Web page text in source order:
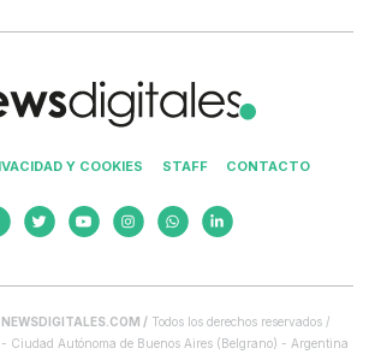
Y COOKIES STAFF CONTACTO
NEWSDIGITALES.COM / Todos los derechos reservados /
Ciudad Autónoma de Buenos Aires (Belgrano) - Argentina